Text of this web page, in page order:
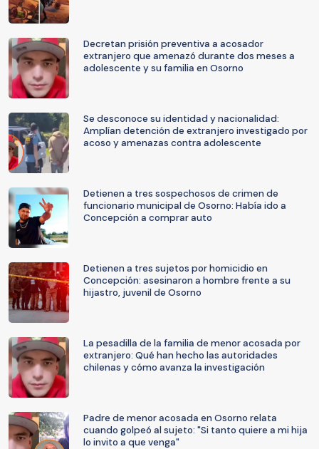
Decretan prisión preventiva a acosador
extranjero que amenazó durante dos meses a
adolescente y su familia en Osorno
Se desconoce su identidad y nacionalidad:
Amplían detención de extranjero investigado por
acoso y amenazas contra adolescente
Detienen a tres sospechosos de crimen de
funcionario municipal de Osorno: Había ido a
Concepción a comprar auto
Detienen a tres sujetos por homicidio en
Concepción: asesinaron a hombre frente a su
hijastro, juvenil de Osorno
La pesadilla de la familia de menor acosada por
extranjero: Qué han hecho las autoridades
chilenas y cómo avanza la investigación
Padre de menor acosada en Osorno relata
cuando golpeó al sujeto: "Si tanto quiere a mi hija
lo invito a que venga"